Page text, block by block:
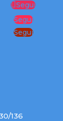
Segui
Segui
Segui
136